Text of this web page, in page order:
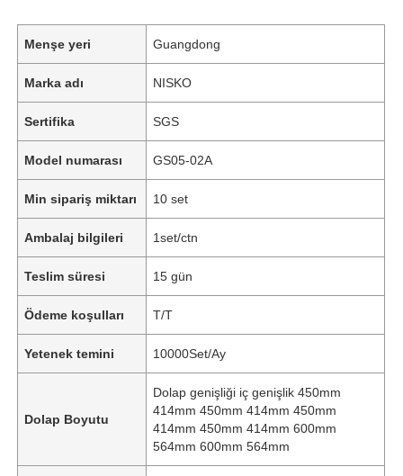
Menşe yeri Guangdong
Marka adı NISKO
Sertifika SGS
Model numarası GS05-02A
Min sipariş miktarı 10 set
Ambalaj bilgileri 1set/ctn
Teslim süresi 15 gün
Ödeme koşulları T/T
Yetenek temini 10000Set/Ay
Dolap Boyutu
Dolap genişliği iç genişlik 450mm
414mm 450mm 414mm 450mm
414mm 450mm 414mm 600mm
564mm 600mm 564mm